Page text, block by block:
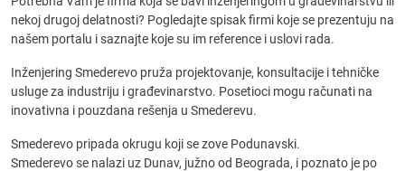
nekoj drugoj delatnosti? Pogledajte spisak firmi koje se prezentuju na
našem portalu i saznajte koje su im reference i uslovi rada.
Inženjering Smederevo pruža projektovanje, konsultacije i tehničke
usluge za industriju i građevinarstvo. Posetioci mogu računati na
inovativna i pouzdana rešenja u Smederevu.
Smederevo pripada okrugu koji se zove Podunavski.
Smederevo se nalazi uz Dunav, južno od Beograda, i poznato je po